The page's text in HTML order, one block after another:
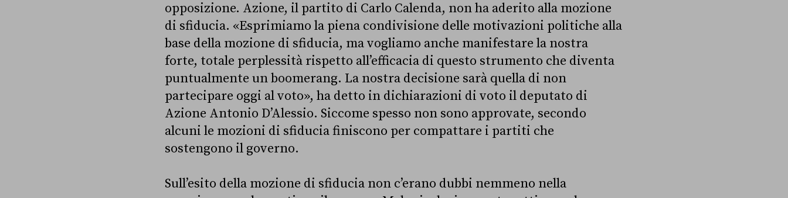
opposizione. Azione, il partito di Carlo Calenda, non ha aderito alla mozione
di sfiducia. «Esprimiamo la piena condivisione delle motivazioni politiche alla
base della mozione di sfiducia, ma vogliamo anche manifestare la nostra
forte, totale perplessità rispetto all’efficacia di questo strumento che diventa
puntualmente un boomerang. La nostra decisione sarà quella di non
partecipare oggi al voto», ha detto in dichiarazioni di voto il deputato di
Azione Antonio D’Alessio. Siccome spesso non sono approvate, secondo
alcuni le mozioni di sfiducia finiscono per compattare i partiti che
sostengono il governo.
Sull’esito della mozione di sfiducia non c’erano dubbi nemmeno nella